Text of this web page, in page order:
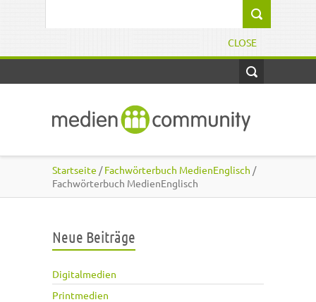
CLOSE
Startseite /Fachwörterbuch MedienEnglisch /
Fachwörterbuch MedienEnglisch
Neue Beiträge
Digitalmedien
Printmedien